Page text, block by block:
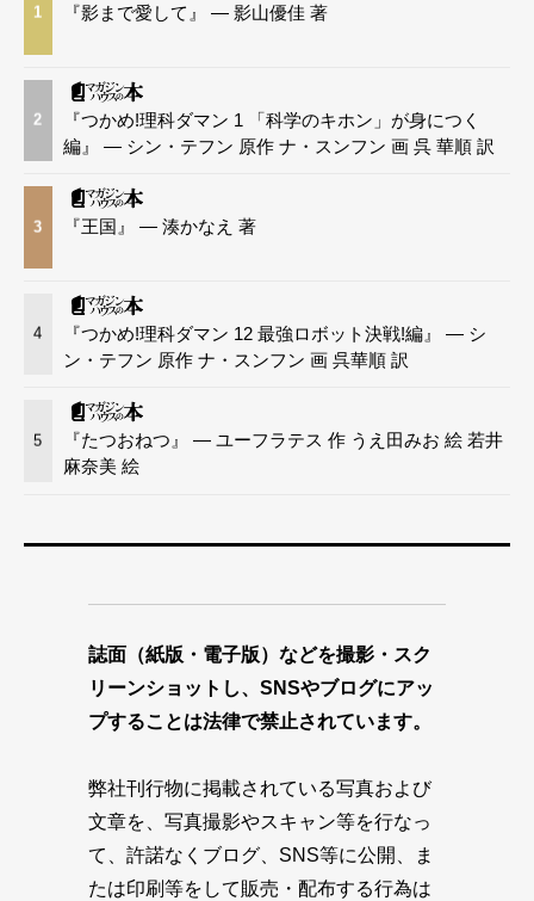
1 『影まで愛して』 — 影山優佳 著
2
『つかめ!理科ダマン 1 「科学のキホン」が身につく
編』 — シン・テフン 原作 ナ・スンフン 画 呉 華順 訳
3 『王国』 — 湊かなえ 著
4
『つかめ!理科ダマン 12 最強ロボット決戦!編』 — シ
ン・テフン 原作 ナ・スンフン 画 呉華順 訳
5
『たつおねつ』 — ユーフラテス 作 うえ田みお 絵 若井
麻奈美 絵
誌面（紙版・電子版）などを撮影・スク
リーンショットし、SNSやブログにアッ
プすることは法律で禁止されています。
弊社刊行物に掲載されている写真および
文章を、写真撮影やスキャン等を行なっ
て、許諾なくブログ、SNS等に公開、ま
たは印刷等をして販売・配布する行為は